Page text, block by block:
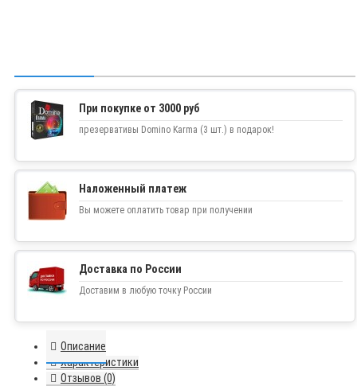
При покупке от 3000 руб
презервативы Domino Karma (3 шт.) в подарок!
Наложенный платеж
Вы можете оплатить товар при получении
Доставка по России
Доставим в любую точку России
Описание
Характеристики
Отзывов (0)